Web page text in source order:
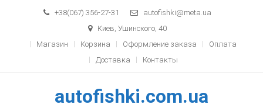
Skip to content+38(067) 356-27-31
autofishki@meta.ua
Киев, Ушинского, 40
Магазин
Корзина Оформление заказа
Оплата
Доставка
Контакты
autofishki.com.ua